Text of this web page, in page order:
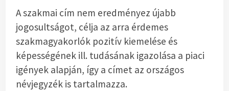
A szakmai cím nem eredményez újabb
jogosultságot, célja az arra érdemes
szakmagyakorlók pozitív kiemelése és
képességének ill. tudásának igazolása a piaci
igények alapján, így a címet az országos
névjegyzék is tartalmazza.